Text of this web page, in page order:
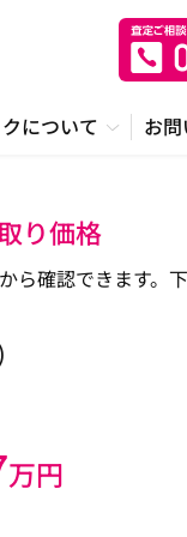
について お
り価格
ら確認できます。
万円